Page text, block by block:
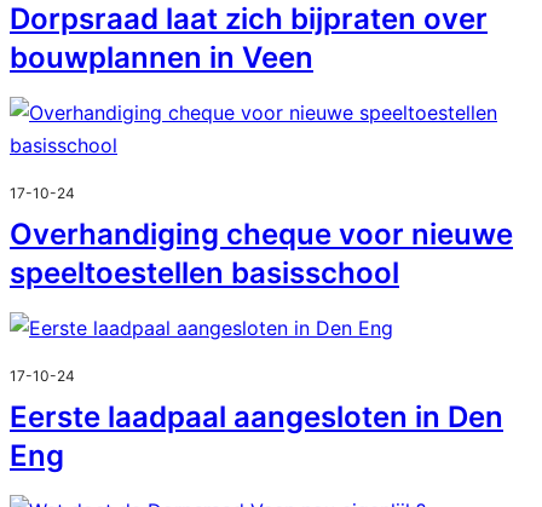
Dorpsraad laat zich bijpraten over
bouwplannen in Veen
17-10-24
Overhandiging cheque voor nieuwe
speeltoestellen basisschool
17-10-24
Eerste laadpaal aangesloten in Den
Eng